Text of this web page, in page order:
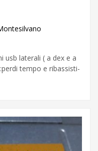
usb laterali ( a dex e a
tempo e ribassisti-